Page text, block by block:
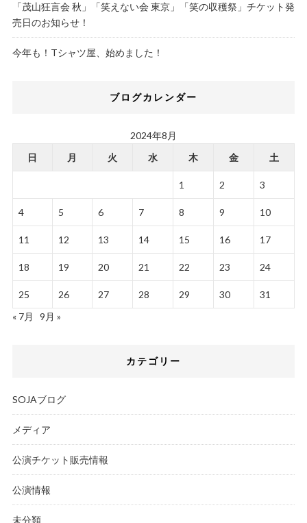
「茂山狂言会 秋」「笑えない会 東京」「笑の収穫祭」チケット発
売日のお知らせ！
今年も！Tシャツ屋、始めました！
ブログカレンダー
2024年8月
日
月 火 水 木 金 土
1 2 3
4 5 6 7 8 9 10
11 12 13 14 15 16 17
18 19 20 21 22 23 24
25 26 27 28 29 30
31
« 7月
9月 »
カテゴリー
SOJAブログ
メディア
公演チケット販売情報
公演情報
未分類